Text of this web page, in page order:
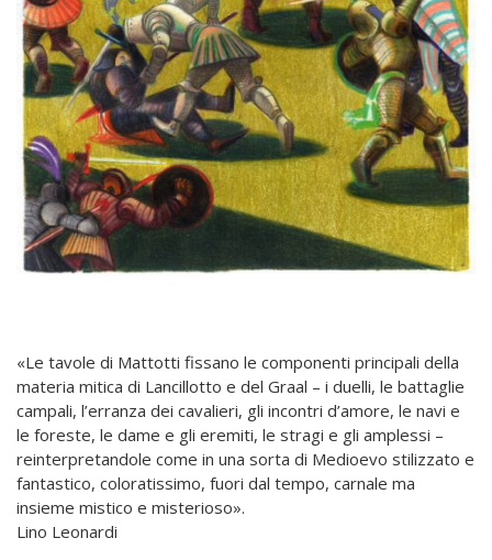
«Le tavole di Mattotti fissano le componenti principali della
materia mitica di Lancillotto e del Graal – i duelli, le battaglie
campali, l’erranza dei cavalieri, gli incontri d’amore, le navi e
le foreste, le dame e gli eremiti, le stragi e gli amplessi –
reinterpretandole come in una sorta di Medioevo stilizzato e
fantastico, coloratissimo, fuori dal tempo, carnale ma
insieme mistico e misterioso».
Lino Leonardi